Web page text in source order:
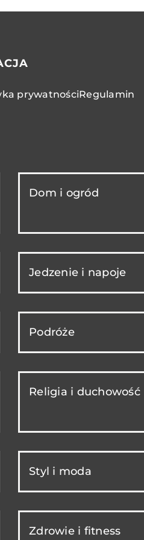
prywatnościRegulamin
Dom i ogród
Jedzenie i napoje
Podróże
Religia i duchowość
Styl i moda
Zdrowie i fitness